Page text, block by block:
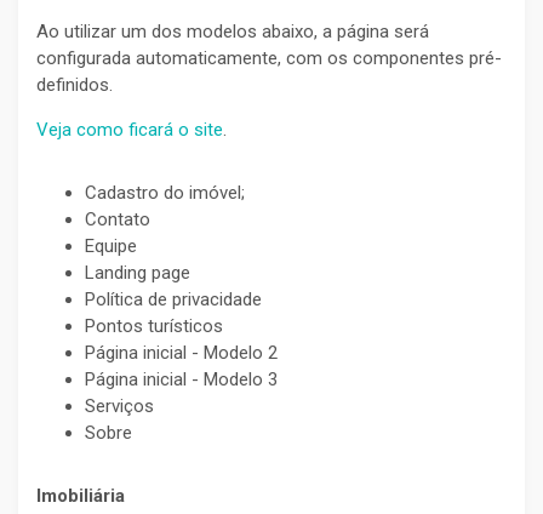
Ao utilizar um dos modelos abaixo, a página será
configurada automaticamente, com os componentes pré-
definidos.
Veja como ficará o site.
Cadastro do imóvel;
Contato
Equipe
Landing page
Política de privacidade
Pontos turísticos
Página inicial - Modelo 2
Página inicial - Modelo 3
Serviços
Sobre
Imobiliária